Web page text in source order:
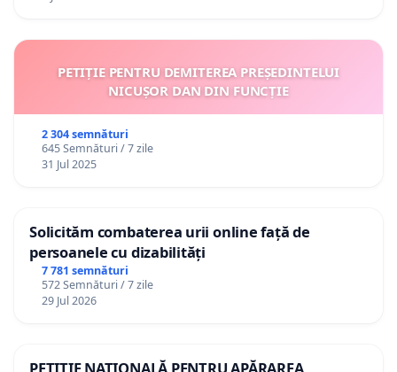
PETIȚIE PENTRU DEMITEREA PREȘEDINTELUI
NICUȘOR DAN DIN FUNCȚIE
2 304 semnături
645 Semnături / 7 zile
31 Jul 2025
Solicităm combaterea urii online față de
persoanele cu dizabilități
7 781 semnături
572 Semnături / 7 zile
29 Jul 2026